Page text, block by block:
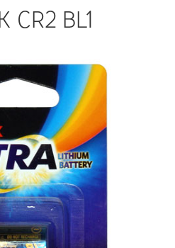
CR2 BL1